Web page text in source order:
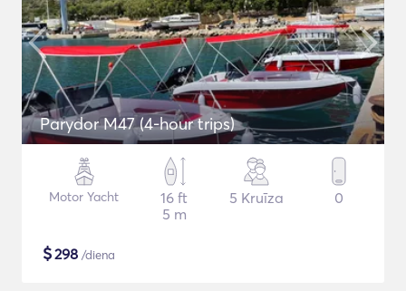
Parydor M47 (4-hour trips)
Motor Yacht
16 ft
5 m
5 Kruīza 0
$298 /diena